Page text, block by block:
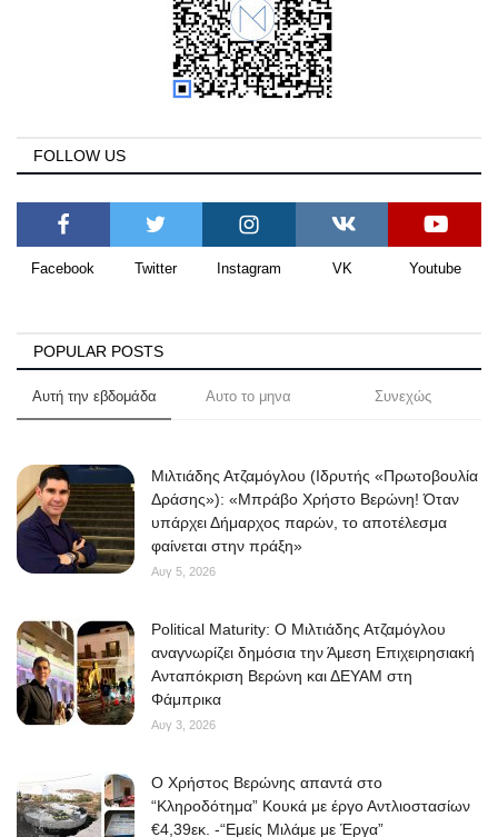
FOLLOW US
Facebook Twitter Instagram VK Youtube
POPULAR POSTS
Αυτή την εβδομάδα Αυτο το μηνα Συνεχώς
Μιλτιάδης Ατζαμόγλου (Ιδρυτής «Πρωτοβουλία
Δράσης»): «Μπράβο Χρήστο Βερώνη! Όταν
υπάρχει Δήμαρχος παρών, το αποτέλεσμα
φαίνεται στην πράξη»
Αυγ 5, 2026
Political Maturity: Ο Μιλτιάδης Ατζαμόγλου
αναγνωρίζει δημόσια την Άμεση Επιχειρησιακή
Ανταπόκριση Βερώνη και ΔΕΥΑΜ στη
Φάμπρικα
Αυγ 3, 2026
O Χρήστος Βερώνης απαντά στο
“Κληροδότημα” Κουκά με έργο Αντλιοστασίων
€4,39εκ. -“Εμείς Μιλάμε με Έργα”